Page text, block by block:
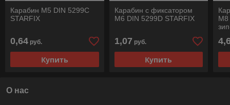
Карабин М5 DIN 5299C
STARFIX
0,64 руб.
Купить
Карабин с фиксатором
М6 DIN 5299D STARFIX
1,07 руб.
Купить
М8
О нас